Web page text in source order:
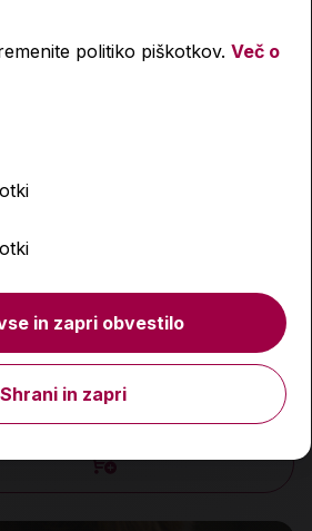
za
politiko piškotkov. Več o
in zapri obvestilo
Shrani in zapri